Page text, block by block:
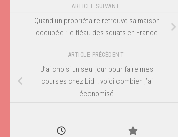
ARTICLE SUIVANT
Quand un propriétaire retrouve sa maison
occupée : le fléau des squats en France
ARTICLE PRÉCÉDENT
J’ai choisi un seul jour pour faire mes
courses chez Lidl : voici combien j’ai
économisé